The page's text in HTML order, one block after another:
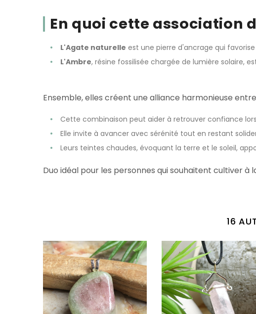
En quoi cette association
L'Agate naturelle est une pierre d'ancrage qui
L'Ambre, résine fossilisée chargée de lumière solaire,
Ensemble, elles créent une alliance harmonieuse
Cette combinaison peut aider à retrouver confiance
Elle invite à avancer avec sérénité tout en restant
Leurs teintes chaudes, évoquant la terre et le soleil,
Duo idéal pour les personnes qui souhaitent cultiver
16